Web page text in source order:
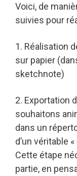
Voici, de
suivies pour
1. Réalisation
sur papier
sketchnote)
2. Exportation
souhaitons
dans un
d’un véritable
Cette étape
partie, en